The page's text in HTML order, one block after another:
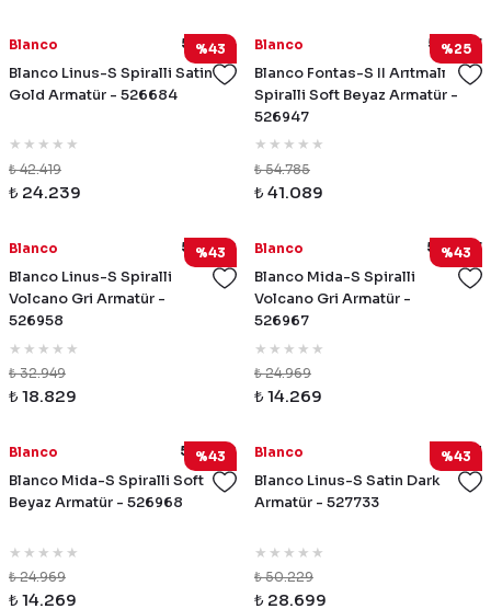
%43
Blanco 526684
Blanco Linus-S Spiralli Satin
Gold Armatür - 526684
₺ 42.419
₺ 24.239
%25
Blanco 526947
Blanco Fontas-S II Arıtmalı
Spiralli Soft Beyaz Armatür -
526947
₺ 54.785
₺ 41.089
%43
Blanco 526958
Blanco Linus-S Spiralli
Volcano Gri Armatür -
526958
₺ 32.949
₺ 18.829
%43
Blanco 526967
Blanco Mida-S Spiralli
Volcano Gri Armatür -
526967
₺ 24.969
₺ 14.269
%43
Blanco 526968
Blanco Mida-S Spiralli Soft
Beyaz Armatür - 526968
₺ 24.969
₺ 14.269
%43
Blanco 527733
Blanco Linus-S Satin Dark
Armatür - 527733
₺ 50.229
₺ 28.699